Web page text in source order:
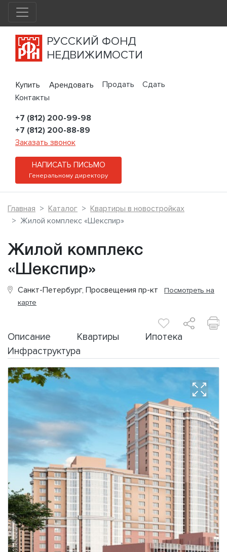
РУССКИЙ ФОНД
НЕДВИЖИМОСТИ
Купить Арендовать Продать
Сдать
Контакты
+7 (812) 200-99-98
+7 (812) 200-88-89
Заказать звонок
НАПИСАТЬ ПИСЬМО
Генеральному директору
Главная Каталог
Квартиры в новостройках
Жилой комплекс «Шекспир»
Жилой комплекс
«Шекспир»
Санкт-Петербург, Просвещения пр-кт Посмотреть на
карте
Описание Квартиры
Ипотека
Инфраструктура